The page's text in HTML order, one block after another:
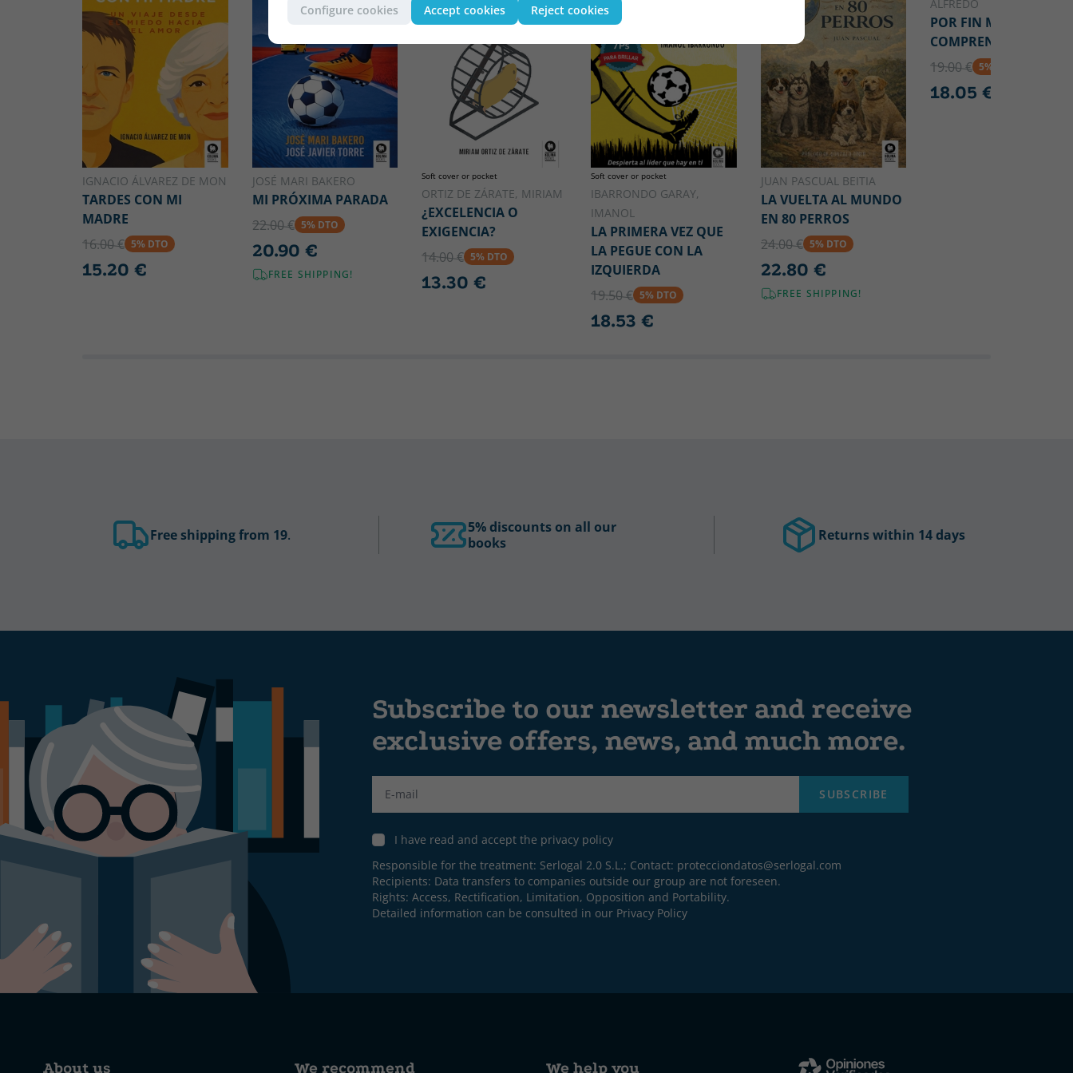
Configure cookies Accept cookies Reject cookies
IGNACIO ÁLVAREZ DE MON
TARDES CON MI
MADRE
16.00 € 5% DTO
15.20 €
JOSÉ MARI BAKERO
MI PRÓXIMA PARADA
22.00 € 5% DTO
20.90 €
FREE SHIPPING!
Soft cover or pocket
ORTIZ DE ZÁRATE, MIRIAM
¿EXCELENCIA O
EXIGENCIA?
14.00 € 5% DTO
13.30 €
Soft cover or pocket
IBARRONDO GARAY,
IMANOL
LA PRIMERA VEZ QUE
LA PEGUE CON LA
IZQUIERDA
19.50 € 5% DTO
18.53 €
JUAN PASCUAL BEITIA
LA VUELTA AL MUNDO
EN 80 PERROS
24.00 € 5% DTO
22.80 €
FREE SHIPPING!
ALFREDO
POR FIN ME
COMPRENDO
19.00 € 5% DTO
18.05 €
Free shipping from 19.
5% discounts on all our
books
Returns within 14 days
Subscribe to our newsletter and receive
exclusive offers, news, and much more.
SUBSCRIBE
I have read and accept the privacy policy
Responsible for the treatment: Serlogal 2.0 S.L.; Contact: protecciondatos@serlogal.com
Recipients: Data transfers to companies outside our group are not foreseen.
Rights: Access, Rectification, Limitation, Opposition and Portability.
Detailed information can be consulted in our Privacy Policy
About us We recommend We help you